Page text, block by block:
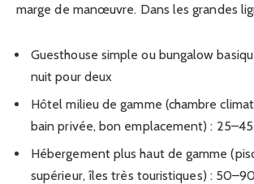
marge de manœuvre. Dans les grandes
Guesthouse simple ou bungalow
nuit pour deux
Hôtel milieu de gamme (chambre
bain privée, bon emplacement) :
Hébergement plus haut de gamme
supérieur, îles très touristiques) :